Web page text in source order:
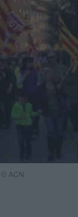
ACN